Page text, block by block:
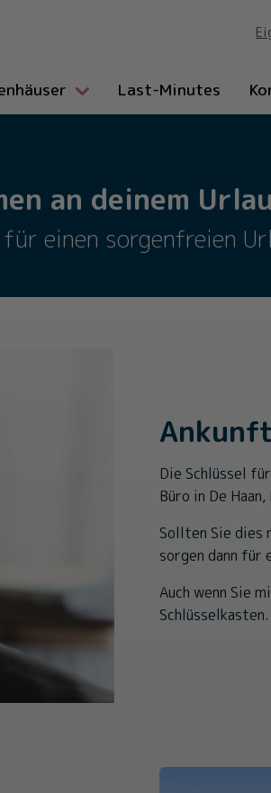
Last-Minutes
an deinem
einen sorgenfreien
Die Schlüssel
Büro in De
Sollten Sie dies
sorgen dann für
Auch wenn Sie
Schlüsselkasten.